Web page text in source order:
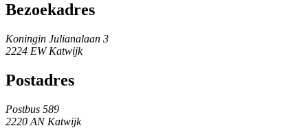
Bezoekadres
Koningin Julianalaan 3
2224 EW Katwijk
Postadres
Postbus 589
2220 AN Katwijk